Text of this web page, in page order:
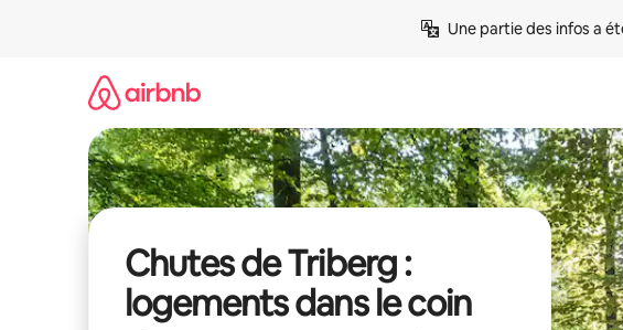
Une partie des infos a
Chutes de Triberg :
logements dans le coin